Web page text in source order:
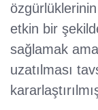
etkin bir
sağlamak
uzatılması